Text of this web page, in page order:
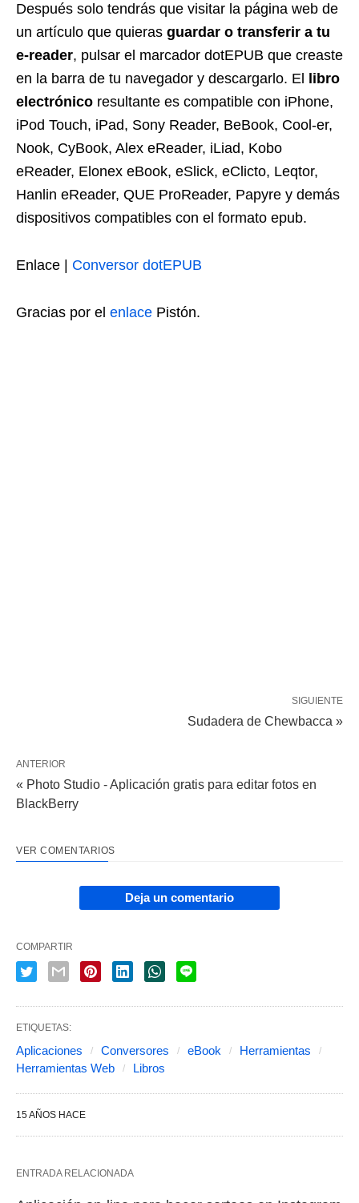
Después solo tendrás que visitar la página web de
un artículo que quieras guardar o transferir a tu
e-reader, pulsar el marcador dotEPUB que creaste
en la barra de tu navegador y descargarlo. El
libro
electrónico resultante es compatible con iPhone,
iPod Touch, iPad, Sony Reader, BeBook, Cool-er,
Nook, CyBook, Alex eReader, iLiad, Kobo
eReader, Elonex eBook, eSlick, eClicto, Leqtor,
Hanlin eReader, QUE ProReader, Papyre y demás
dispositivos compatibles con el formato epub.
Enlace | Conversor dotEPUB
Gracias por el enlace Pistón.
SIGUIENTE
Sudadera de Chewbacca »
ANTERIOR
« Photo Studio - Aplicación gratis para editar fotos en
BlackBerry
VER COMENTARIOS
Deja un comentario
COMPARTIR
ETIQUETAS:
Aplicaciones Conversores eBook
Herramientas
Herramientas Web
Libros
15 AÑOS HACE
ENTRADA RELACIONADA